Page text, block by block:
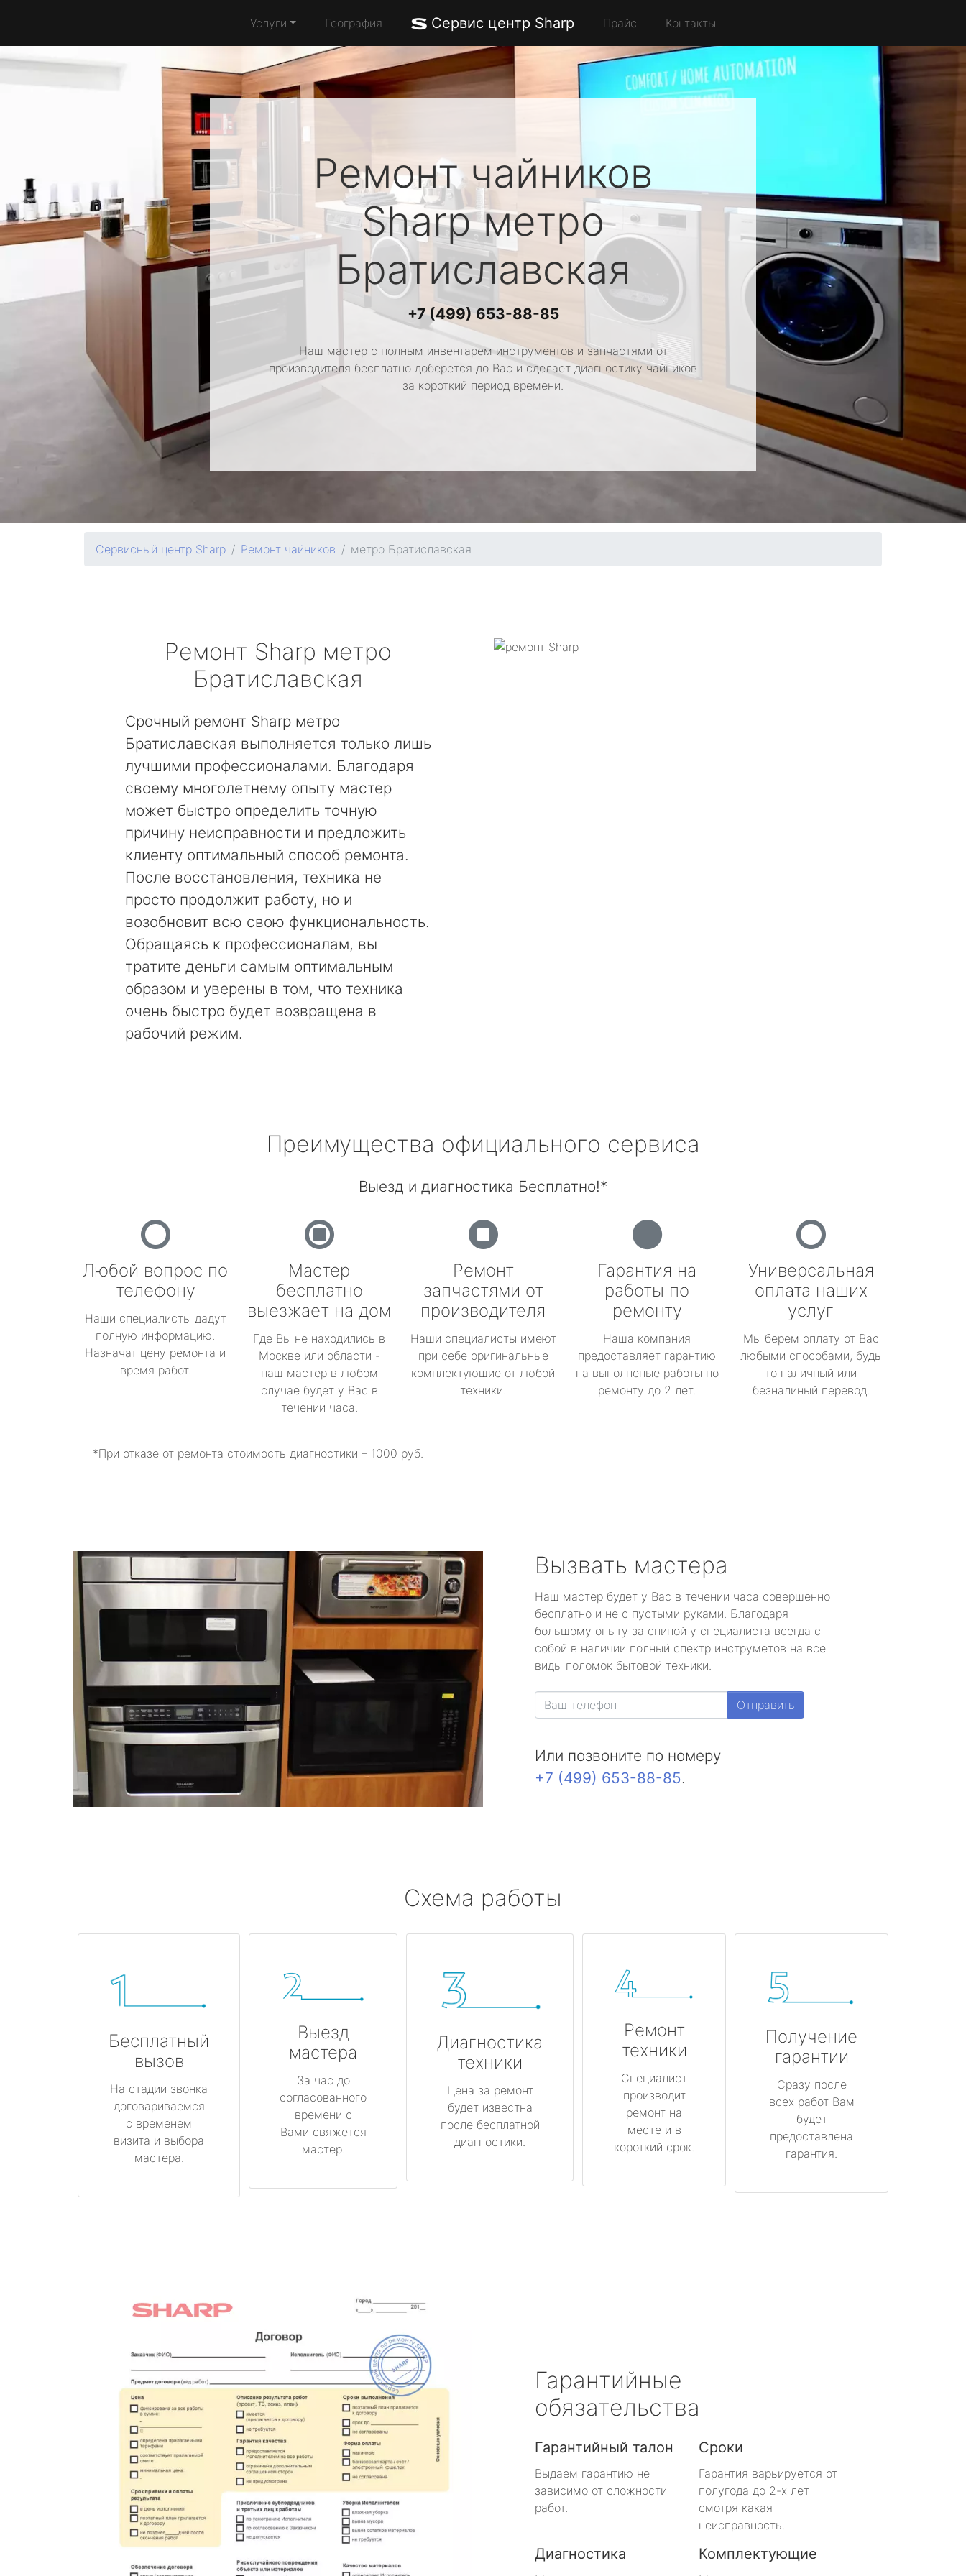
Услуги География Сервис центр Sharp Прайс Контакты
Ремонт чайников
Sharpметро
Братиславская
+7 (499) 653-88-85
Наш мастер с полным инвентарем инструментов и запчастями от
производителя бесплатно доберется до Вас и сделает диагностику чайников
за короткий период времени.
Сервисный центр Sharp Ремонт чайников метро Братиславская
Ремонт Sharp метро
Братиславская
Срочный ремонт Sharp метро
Братиславская выполняется только лишь
лучшими профессионалами. Благодаря
своему многолетнему опыту мастер
может быстро определить точную
причину неисправности и предложить
клиенту оптимальный способ ремонта.
После восстановления, техника не
просто продолжит работу, но и
возобновит всю свою функциональность.
Обращаясь к профессионалам, вы
тратите деньги самым оптимальным
образом и уверены в том, что техника
очень быстро будет возвращена в
рабочий режим.
Преимущества официального сервиса
Выезд и диагностика Бесплатно!*
Любой вопрос по
телефону
Наши специалисты дадут
полную информацию.
Назначат цену ремонта и
время работ.
Мастер
бесплатно
выезжает на дом
Где Вы не находились в
Москве или области -
наш мастер в любом
случае будет у Вас в
течении часа.
Ремонт
запчастями от
производителя
Наши специалисты имеют
при себе оригинальные
комплектующие от любой
техники.
Гарантия на
работы по
ремонту
Наша компания
предоставляет гарантию
на выполненые работы по
ремонту до 2 лет.
Универсальная
оплата наших
услуг
Мы берем оплату от Вас
любыми способами, будь
то наличный или
безналиный перевод.
*При отказе от ремонта стоимость диагностики – 1000 руб.
Вызвать мастера
Наш мастер будет у Вас в течении часа совершенно
бесплатно и не с пустыми руками. Благодаря
большому опыту за спиной у специалиста всегда с
собой в наличии полный спектр инструметов на все
виды поломок бытовой техники.
Отправить
Или позвоните по номеру
+7 (499) 653-88-85.
Схема работы
Бесплатный
вызов
На стадии звонка
договариваемся
с временем
визита и выбора
мастера.
Выезд
мастера
За час до
согласованного
времени с
Вами свяжется
мастер.
Диагностика
техники
Цена за ремонт
будет известна
после бесплатной
диагностики.
Ремонт
техники
Специалист
производит
ремонт на
месте и в
короткий срок.
Получение
гарантии
Сразу после
всех работ Вам
будет
предоставлена
гарантия.
Гарантийные
обязательства
Гарантийный талон
Выдаем гарантию не
зависимо от сложности
работ.
Сроки
Гарантия варьируется от
полугода до 2-х лет
смотря какая
неисправность.
Диагностика Комплектующие